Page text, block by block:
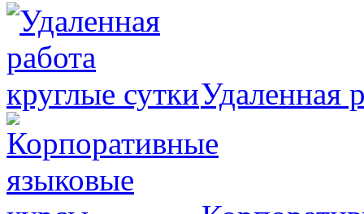
Удаленная